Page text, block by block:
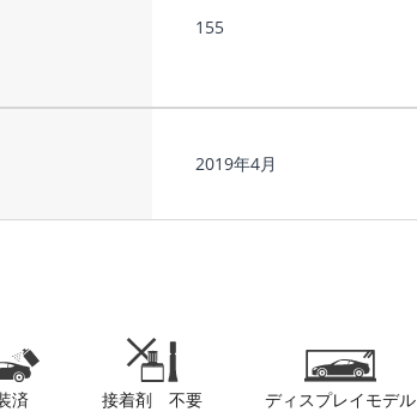
155
2019年4月
済 接着剤 不要 ディスプレイモデル